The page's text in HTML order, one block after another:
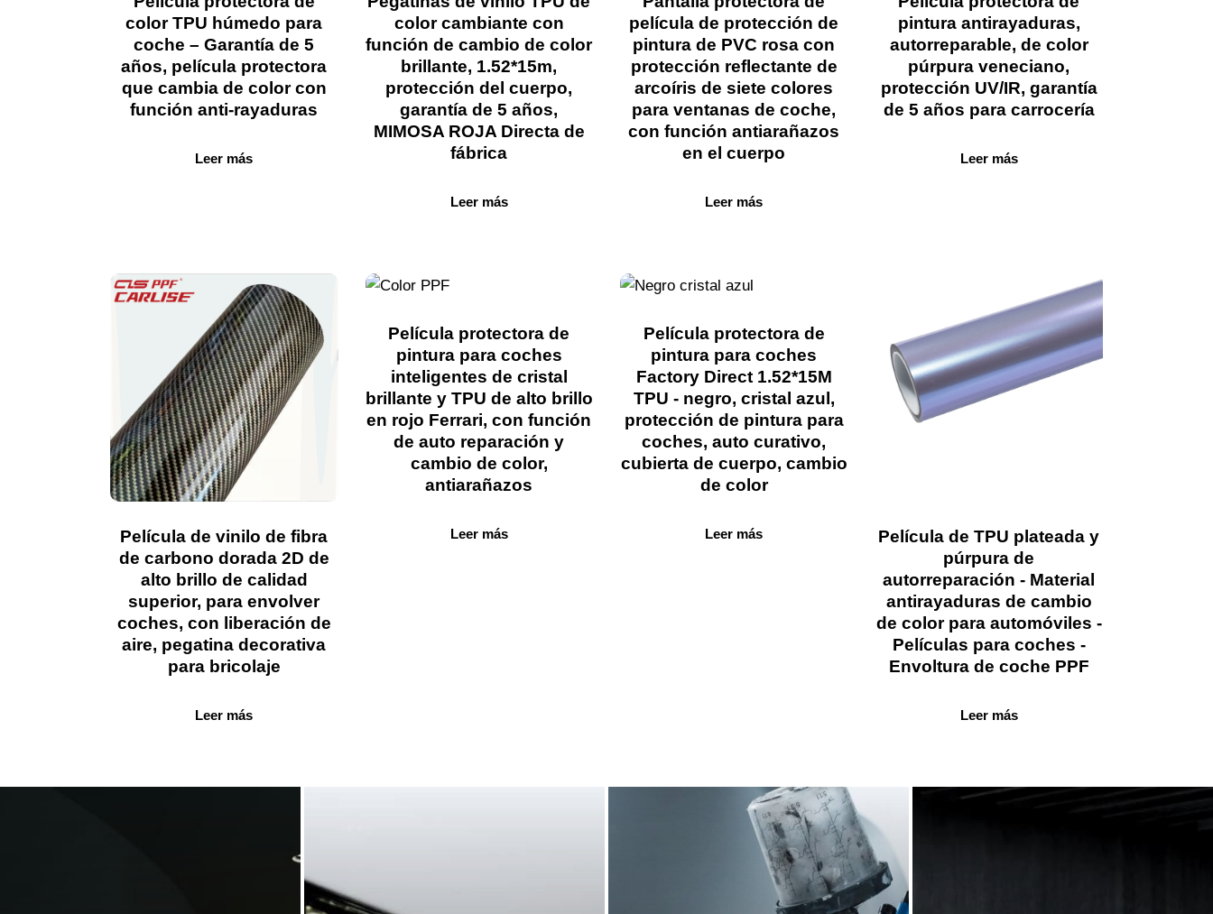
color TPU húmedo para
coche – Garantía de 5
años, película protectora
que cambia de color con
función anti-rayaduras
Leer más
color cambiante con
función de cambio de color
brillante, 1.52*15m,
protección del cuerpo,
garantía de 5 años,
MIMOSA ROJA Directa de
fábrica
Leer más
película de protección de
pintura de PVC rosa con
protección reflectante de
arcoíris de siete colores
para ventanas de coche,
con función antiarañazos
en el cuerpo
Leer más
pintura antirayaduras,
autorreparable, de color
púrpura veneciano,
protección UV/IR, garantía
de 5 años para carrocería
Leer más
Película de vinilo de fibra
de carbono dorada 2D de
alto brillo de calidad
superior, para envolver
coches, con liberación de
aire, pegatina decorativa
para bricolaje
Leer más
Película protectora de
pintura para coches
inteligentes de cristal
brillante y TPU de alto brillo
en rojo Ferrari, con función
de auto reparación y
cambio de color,
antiarañazos
Leer más
Película protectora de
pintura para coches
Factory Direct 1.52*15M
TPU - negro, cristal azul,
protección de pintura para
coches, auto curativo,
cubierta de cuerpo, cambio
de color
Leer más
Película de TPU plateada y
púrpura de
autorreparación - Material
antirayaduras de cambio
de color para automóviles -
Películas para coches -
Envoltura de coche PPF
Leer más